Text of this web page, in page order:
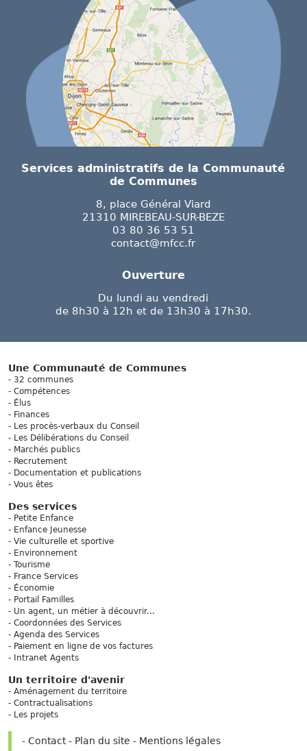
Services administratifs de la Communauté
de Communes
8, place Général Viard
21310 MIREBEAU-SUR-BEZE
03 80 36 53 51
contact@mfcc.fr
Ouverture
Du lundi au vendredi
de 8h30 à 12h et de 13h30 à 17h30.
Une Communauté de Communes
32 communes
Compétences
Élus
Finances
Les procès-verbaux du Conseil
Les Délibérations du Conseil
Marchés publics
Recrutement
Documentation et publications
Vous êtes
Des services
Petite Enfance
Enfance Jeunesse
Vie culturelle et sportive
Environnement
Tourisme
France Services
Économie
Portail Familles
Un agent, un métier à découvrir...
Coordonnées des Services
Agenda des Services
Paiement en ligne de vos factures
Intranet Agents
Un territoire d'avenir
Aménagement du territoire
Contractualisations
Les projets
Contact Plan du site Mentions légales